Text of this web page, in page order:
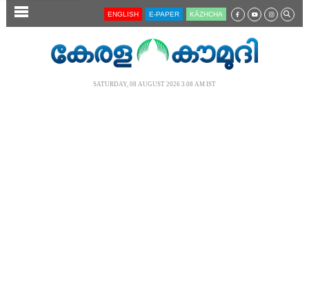
SECTIONS ENGLISH E-PAPER KĀZHCHA
SATURDAY, 08 AUGUST 2026 3.08 AM IST